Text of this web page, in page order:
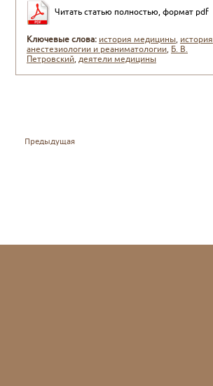
Читать статью полностью, формат pdf
Ключевые слова: история медицины, история
анестезиологии и реаниматологии, Б. В.
Петровский,деятели медицины
Предыдущая